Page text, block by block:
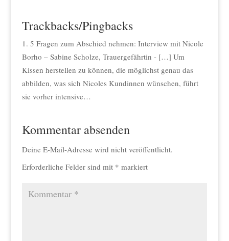
Trackbacks/Pingbacks
5 Fragen zum Abschied nehmen: Interview mit Nicole
Borho – Sabine Scholze, Trauergefährtin - […] Um
Kissen herstellen zu können, die möglichst genau das
abbilden, was sich Nicoles Kundinnen wünschen, führt
sie vorher intensive…
Kommentar absenden
Deine E-Mail-Adresse wird nicht veröffentlicht.
Erforderliche Felder sind mit * markiert